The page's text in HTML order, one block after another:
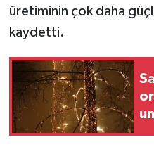
üretiminin çok daha
kaydetti.